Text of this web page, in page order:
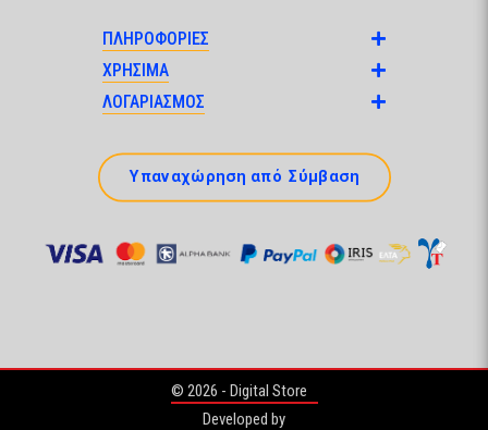
ΠΛΗΡΟΦΟΡΙΕΣ
ΧΡΗΣΙΜΑ
ΛΟΓΑΡΙΑΣΜΟΣ
Υπαναχώρηση από Σύμβαση
© 2026 - Digital Store
Developed by